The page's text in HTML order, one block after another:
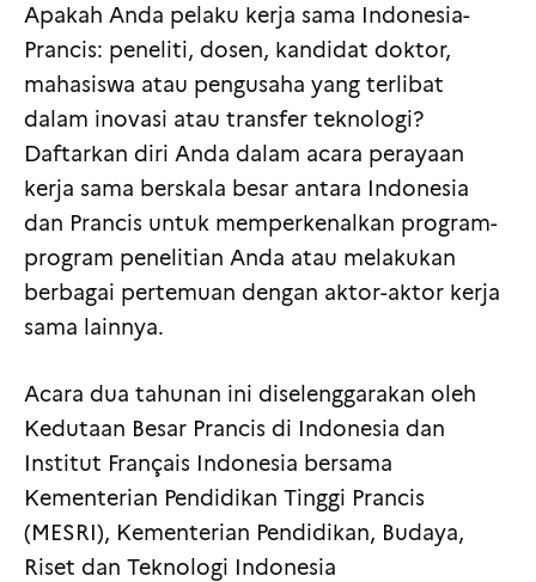
Apakah Anda pelaku kerja sama Indonesia-
Prancis: peneliti, dosen, kandidat doktor,
mahasiswa atau pengusaha yang terlibat
dalam inovasi atau transfer teknologi?
Daftarkan diri Anda dalam acara perayaan
kerja sama berskala besar antara Indonesia
dan Prancis untuk memperkenalkan program-
program penelitian Anda atau melakukan
berbagai pertemuan dengan aktor-aktor kerja
sama lainnya.
Acara dua tahunan ini diselenggarakan oleh
Kedutaan Besar Prancis di Indonesia dan
Institut Français Indonesia bersama
Kementerian Pendidikan Tinggi Prancis
(MESRI), Kementerian Pendidikan, Budaya,
Riset dan Teknologi Indonesia